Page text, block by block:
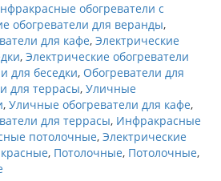
обогреватели с
обогреватели для веранды,
для кафе, Электрические
, Электрические обогреватели
для беседки, Обогреватели для
для террасы, Уличные
, Уличные обогреватели для кафе,
для террасы, Инфракрасные
потолочные, Электрические
, Потолочные, Потолочные,